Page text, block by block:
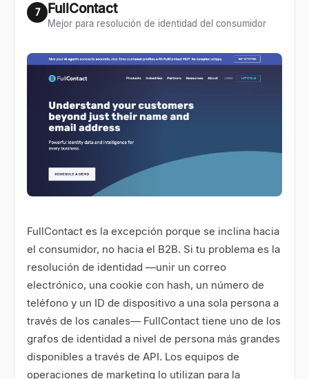
7 FullContact
Mejor para resolución de identidad del consumidor
FullContact es la excepción porque se inclina hacia
el consumidor, no hacia el B2B. Si tu problema es la
resolución de identidad —unir un correo
electrónico, una cookie con hash, un número de
teléfono y un ID de dispositivo a una sola persona a
través de los canales— FullContact tiene uno de los
grafos de identidad a nivel de persona más grandes
disponibles a través de API. Los equipos de
operaciones de marketing lo utilizan para la